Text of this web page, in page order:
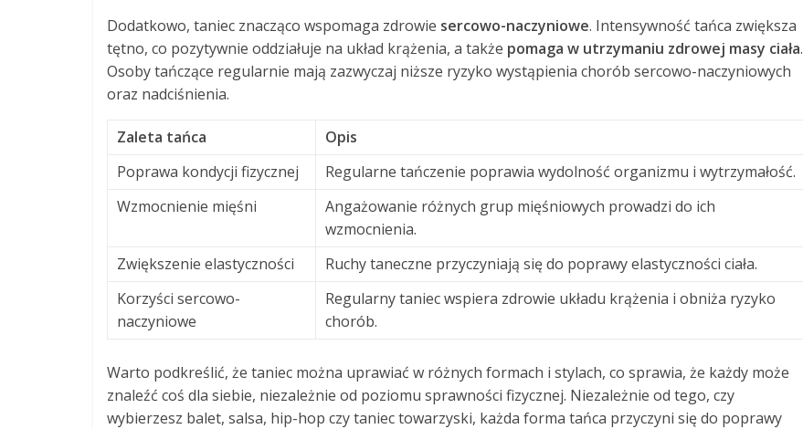
Dodatkowo, taniec znacząco wspomaga zdrowie sercowo-naczyniowe. Intensywność tańca zwiększa
tętno, co pozytywnie oddziałuje na układ krążenia, a także pomaga w utrzymaniu zdrowej masy ciała.
Osoby tańczące regularnie mają zazwyczaj niższe ryzyko wystąpienia chorób sercowo-naczyniowych
oraz nadciśnienia.
Zaleta tańca
Opis
Poprawa kondycji fizycznej
Regularne tańczenie poprawia wydolność organizmu i wytrzymałość.
Wzmocnienie mięśni
Angażowanie różnych grup mięśniowych prowadzi do ich
wzmocnienia.
Zwiększenie elastyczności
Ruchy taneczne przyczyniają się do poprawy elastyczności ciała.
Korzyści sercowo-
naczyniowe
Regularny taniec wspiera zdrowie układu krążenia i obniża ryzyko
chorób.
Warto podkreślić, że taniec można uprawiać w różnych formach i stylach, co sprawia, że każdy może
znaleźć coś dla siebie, niezależnie od poziomu sprawności fizycznej. Niezależnie od tego, czy
wybierzesz balet, salsa, hip-hop czy taniec towarzyski, każda forma tańca przyczyni się do poprawy